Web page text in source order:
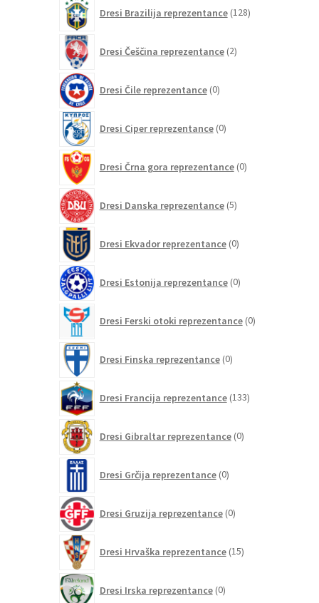
Dresi Brazilija reprezentance 128izdelkov
Dresi Češčina reprezentance 2izdelka
Dresi Čile reprezentance 0izdelkov
Dresi Ciper reprezentance 0izdelkov
Dresi Črna gora reprezentance 0izdelkov
Dresi Danska reprezentance 5izdelkov
Dresi Ekvador reprezentance 0izdelkov
Dresi Estonija reprezentance 0izdelkov
Dresi Ferski otoki reprezentance 0izdelkov
Dresi Finska reprezentance 0izdelkov
Dresi Francija reprezentance 133izdelkov
Dresi Gibraltar reprezentance 0izdelkov
Dresi Grčija reprezentance 0izdelkov
Dresi Gruzija reprezentance 0izdelkov
Dresi Hrvaška reprezentance 15izdelkov
Dresi Irska reprezentance 0izdelkov